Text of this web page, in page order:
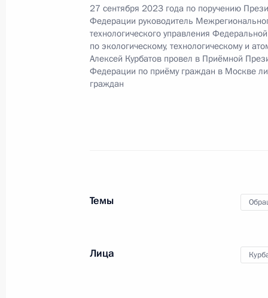
Курбатов провёл в Приёмной
граждан в Москве личный приём
10 октября 2024 года, 15:41
4 апреля 2024 года
27 сентября 2023 года по поручению
Федерации руководитель
технологического управления
по экологическому, технологическому и
Алексей Курбатов провел в Приёмной
Федерации по приёму граждан в Москве
граждан
Темы
Лица